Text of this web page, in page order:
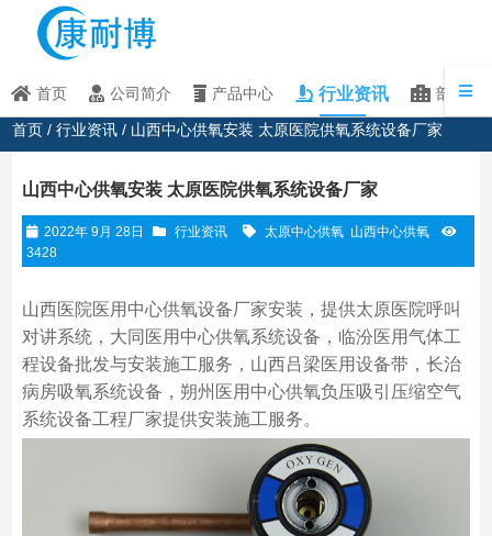
首页 公司简介 产品中心 行业资讯 部分客
首页 /行业资讯 / 山西中心供氧安装 太原医院供氧系统设备厂家
山西中心供氧安装 太原医院供氧系统设备厂家
2022年 9月 28日 行业资讯 太原中心供氧 山西中心供氧
3428
山西医院医用中心供氧设备厂家安装，提供太原医院呼叫
对讲系统，大同医用中心供氧系统设备，临汾医用气体工
程设备批发与安装施工服务，山西吕梁医用设备带，长治
病房吸氧系统设备，朔州医用中心供氧负压吸引压缩空气
系统设备工程厂家提供安装施工服务。